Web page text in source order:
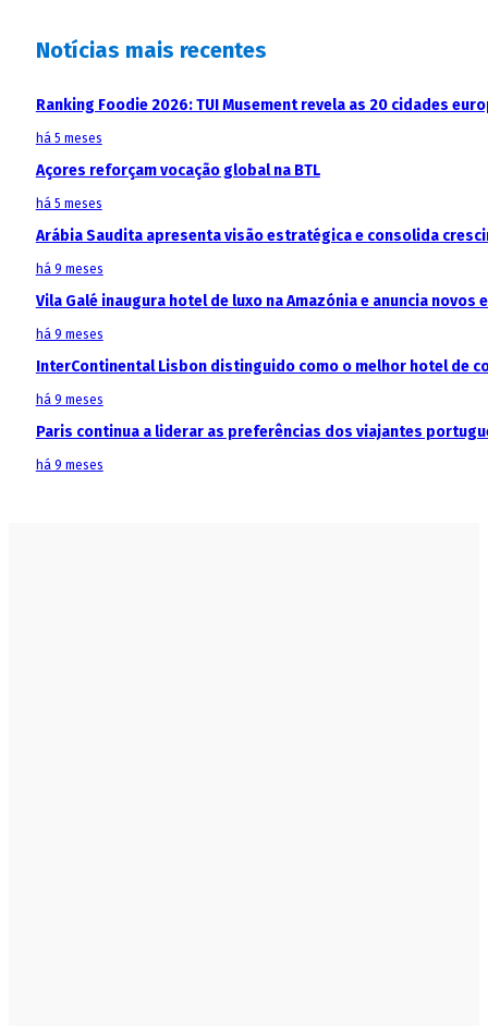
Notícias mais recentes
Ranking Foodie 2026: TUI Musement revela as 20 cidades
há 5 meses
Açores reforçam vocação global na BTL
há 5 meses
Arábia Saudita apresenta visão estratégica e consolida
há 9 meses
Vila Galé inaugura hotel de luxo na Amazónia e anuncia
há 9 meses
InterContinental Lisbon distinguido como o melhor hotel de
há 9 meses
Paris continua a liderar as preferências dos viajantes
há 9 meses